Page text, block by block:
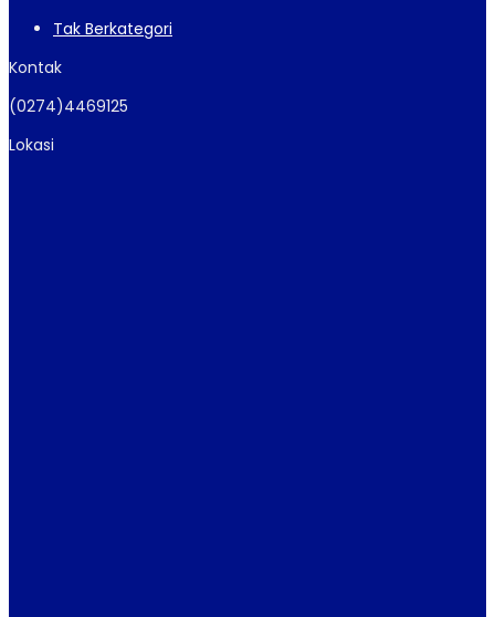
Tak Berkategori
Kontak
(0274)4469125
Lokasi